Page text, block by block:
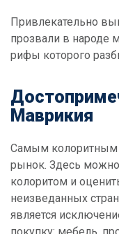
Привлекательно
прозвали в народе
рифы которого
Маврикия
Самым колоритным
рынок. Здесь
колоритом и
неизведанных
является